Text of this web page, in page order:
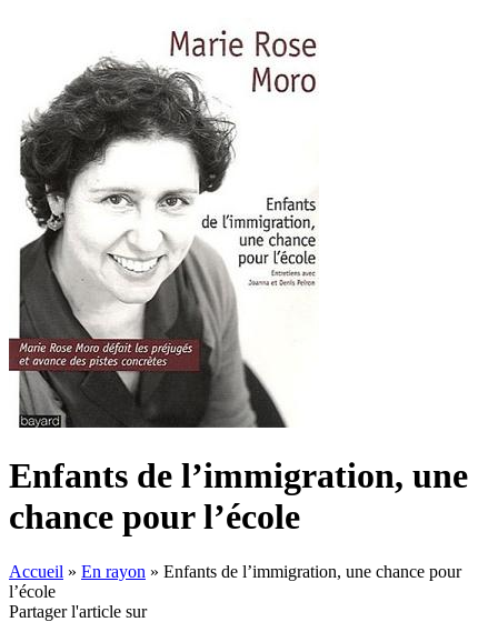
Enfants de l’immigration, une
chance pour l’école
Accueil » En rayon » Enfants de l’immigration, une chance pour
l’école
Partager l'article sur